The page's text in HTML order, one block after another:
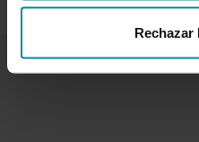
Rechazar